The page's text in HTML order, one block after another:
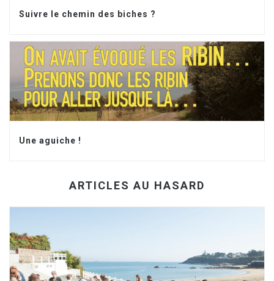
Suivre le chemin des biches ?
Une aguiche !
ARTICLES AU HASARD